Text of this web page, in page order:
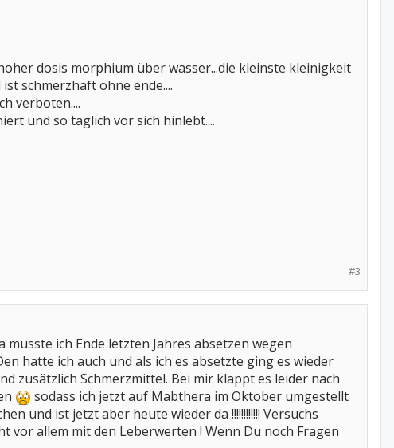
dosis morphium über wasser...die kleinste kleinigkeit
schmerzhaft ohne ende....
verboten....
und so täglich vor sich hinlebt....
#3
musste ich Ende letzten Jahres absetzen wegen
hatte ich auch und als ich es absetzte ging es wieder
zusätzlich Schmerzmittel. Bei mir klappt es leider nach
sodass ich jetzt auf Mabthera im Oktober umgestellt
und ist jetzt aber heute wieder da !!!!!!!!!!!! Versuchs
vor allem mit den Leberwerten ! Wenn Du noch Fragen